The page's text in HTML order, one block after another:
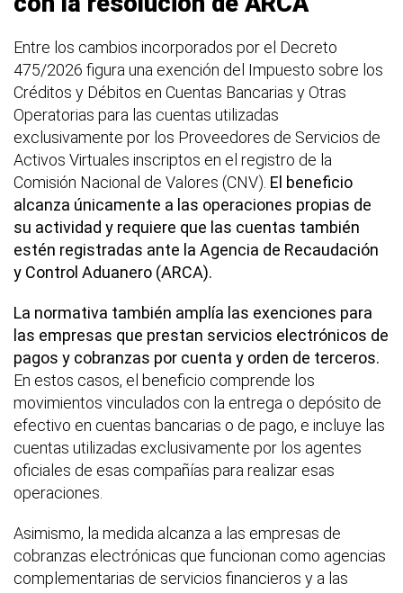
Entre los cambios incorporados por el Decreto
475/2026 figura una exención del Impuesto sobre los
Créditos y Débitos en Cuentas Bancarias y Otras
Operatorias para las cuentas utilizadas
exclusivamente por los Proveedores de Servicios de
Activos Virtuales inscriptos en el registro de la
Comisión Nacional de Valores (CNV). El beneficio
alcanza únicamente a las operaciones propias de
su actividad y requiere que las cuentas también
estén registradas ante la Agencia de Recaudación
y Control Aduanero (ARCA).
La normativa también amplía las exenciones para
las empresas que prestan servicios electrónicos de
pagos y cobranzas por cuenta y orden de terceros.
En estos casos, el beneficio comprende los
movimientos vinculados con la entrega o depósito de
efectivo en cuentas bancarias o de pago, e incluye las
cuentas utilizadas exclusivamente por los agentes
oficiales de esas compañías para realizar esas
operaciones.
Asimismo, la medida alcanza a las empresas de
cobranzas electrónicas que funcionan como agencias
complementarias de servicios financieros y a las